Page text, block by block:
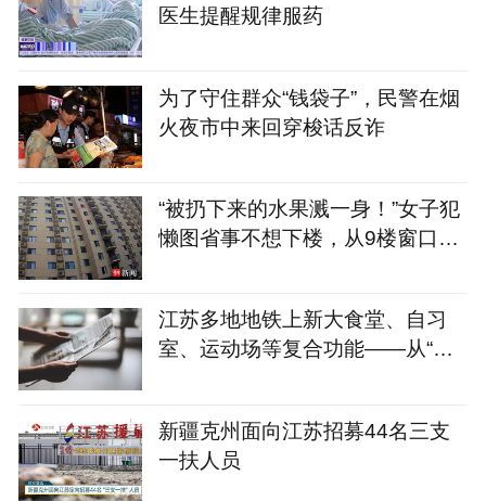
医生提醒规律服药
为了守住群众“钱袋子”，民警在烟
火夜市中来回穿梭话反诈
“被扔下来的水果溅一身！”女子犯
懒图省事不想下楼，从9楼窗口6
江苏多地地铁上新大食堂、自习
室、运动场等复合功能——从“客
新疆克州面向江苏招募44名三支
一扶人员